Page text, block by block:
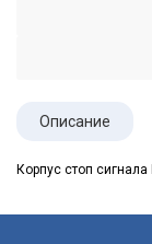
Описание
Корпус стоп сигнала